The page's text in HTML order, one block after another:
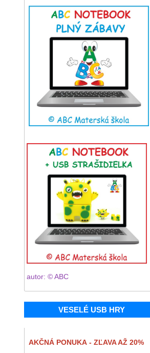
autor: © ABC
VESELÉ USB HRY
AKČNÁ PONUKA - ZĽAVA AŽ 20%